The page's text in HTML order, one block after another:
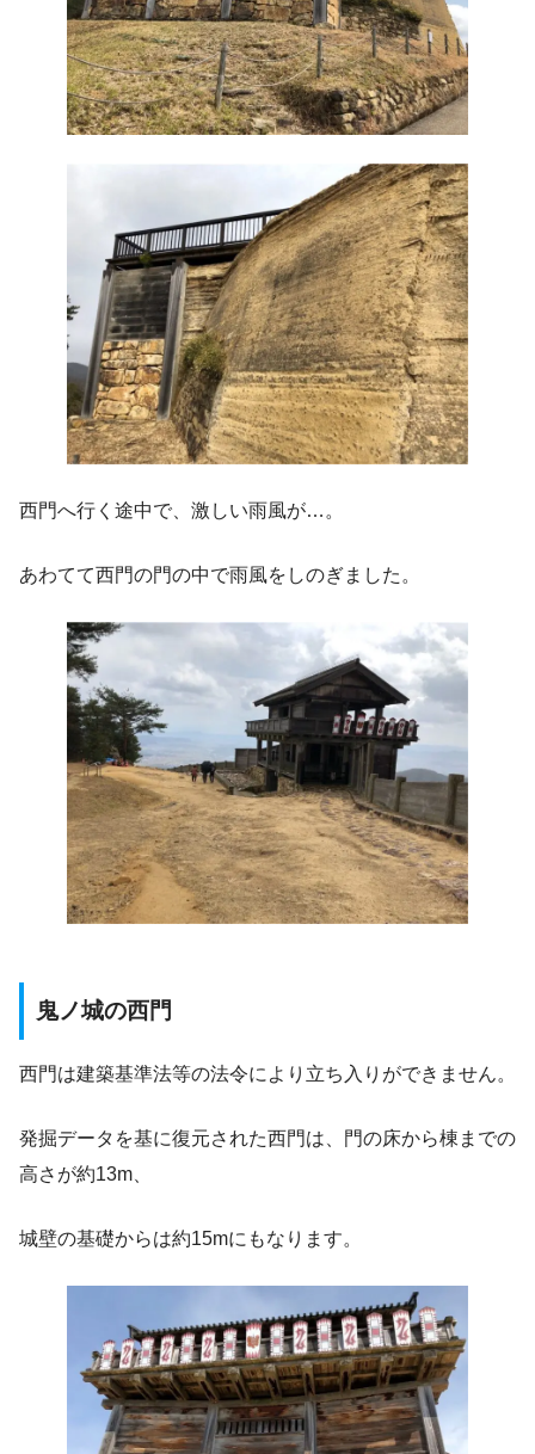
西門へ行く途中で、激しい雨風が…。
あわてて西門の門の中で雨風をしのぎました。
鬼ノ城の西門
西門は建築基準法等の法令により立ち入りができません。
発掘データを基に復元された西門は、門の床から棟までの
高さが約13m、
城壁の基礎からは約15mにもなります。